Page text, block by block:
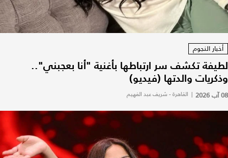
أخبار النجوم
لطيفة تكشف سر ارتباطها بأغنية "أنا بعجبني"..
وذكريات والدتها (فيديو)
08 آب 2026 | القاهرة - شريف عبد الفهيم